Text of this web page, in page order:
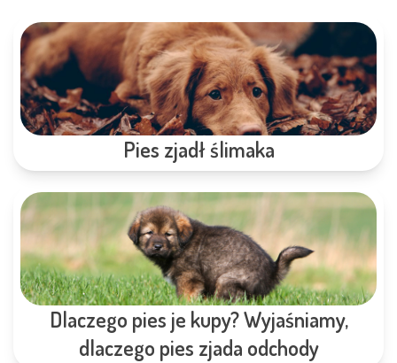
Pies zjadł ślimaka
Dlaczego pies je kupy? Wyjaśniamy,
dlaczego pies zjada odchody